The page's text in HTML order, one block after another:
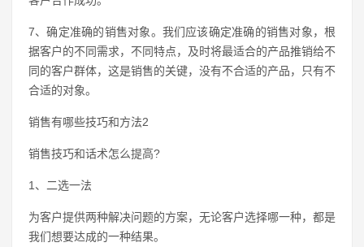
7、确定准确的销售对象。我们应该确定准确的销售对象，根
据客户的不同需求，不同特点，及时将最适合的产品推销给不
同的客户群体，这是销售的关键，没有不合适的产品，只有不
合适的对象。
销售有哪些技巧和方法2
销售技巧和话术怎么提高?
1、二选一法
为客户提供两种解决问题的方案，无论客户选择哪一种，都是
我们想要达成的一种结果。